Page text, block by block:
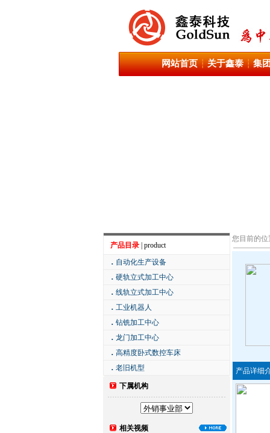
网站首页┆关于鑫泰┆集
产品目录 | product
． 自动化生产设备
． 硬轨立式加工中心
． 线轨立式加工中心
． 工业机器人
． 钻铣加工中心
． 龙门加工中心
． 高精度卧式数控车床
． 老旧机型
下属机构
相关视频
您目前的位
产品详细